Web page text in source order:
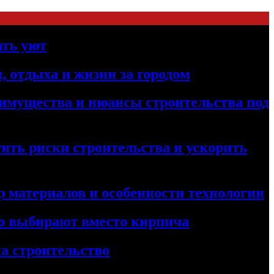
уют
отдыха и жизни за городом
и нюансы строительства под
риски строительства и ускорить
и особенности технологии
выбирают вместо кирпича
строительство